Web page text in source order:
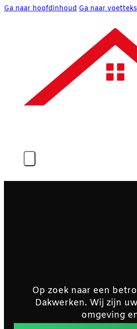
Ga naar hoofdinhoud Ga naar
Op zoek naar een
Dakwerken. Wij zijn
omgeving